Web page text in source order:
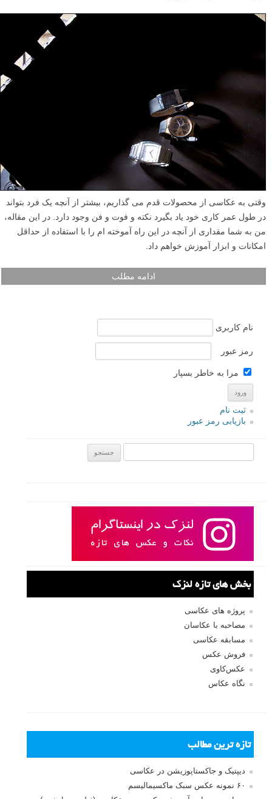
وقتی به عکاسی از محصولات قدم می گذاریم، بیشتر از آنچه یک فرد بتواند
در طول عمر کاری خود یاد بگیرد نکته و فوت و فن وجود دارد. در این مقاله،
من به شما مقداری از آنچه در این راه آموخته ام را با استفاده از حداقل
امکانات و ابزار آموزش خواهم داد.
ادامه مطلب
نام کاربری
رمز عبور
مرا به خاطر بسپار
ثبت نام
بازیابی رمز عبور
بخش های تازه لنزک
پروژه های عکاسی
مصاحبه با عکاسان
مسابقه عکاسی
فروش عکس
عکس‌کاوی
نگاه عکاس
تازه ترین مطالب
دیپتیک و جاکستا‌پوزیشن در عکاسی
۶۰ نمونه عکس سبک ماکسیمالیسم